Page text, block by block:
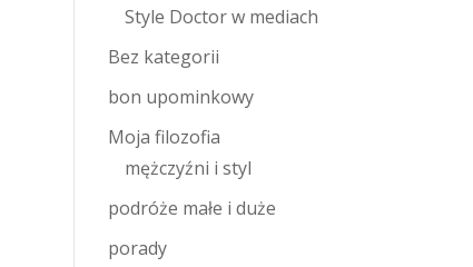
Style Doctor w mediach
Bez kategorii
bon upominkowy
Moja filozofia
mężczyźni i styl
podróże małe i duże
porady